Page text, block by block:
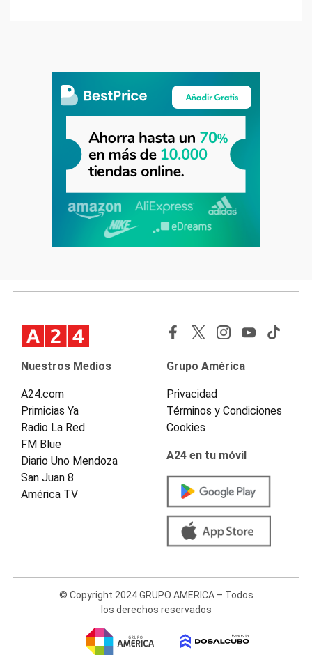
Nuestros Medios
A24.com
Primicias Ya
Radio La Red
FM Blue
Diario Uno Mendoza
San Juan 8
América TV
Grupo América
Privacidad
Términos y Condiciones
Cookies
A24 en tu móvil
© Copyright 2024 GRUPO AMERICA – Todos
los derechos reservados